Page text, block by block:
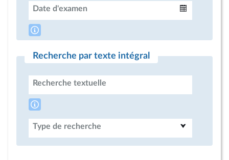
Date d'examen
Recherche par texte intégral
Recherche textuelle
Type de recherche